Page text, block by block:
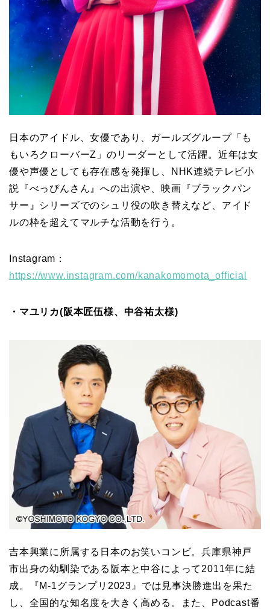
日本のアイドル、女優であり、ガールズグループ「も
もいろクローバーZ」のリーダーとして活躍。近年は女
優や声優としても存在感を発揮し、NHK連続テレビ小
説『べっぴんさん』への出演や、映画『ブラックパン
サー』シリーズでのシュリ役の吹き替えなど、アイド
ルの枠を超えてマルチな活動を行う。
Instagram：
https://www.instagram.com/kanakomomota_official
・マユリカ(阪本匠伍様、中谷祐太様)
吉本興業に所属する日本のお笑いコンビ。兵庫県神戸
市出身の幼馴染である阪本と中谷によって2011年に結
成。『M-1グランプリ2023』では見事決勝進出を果た
し、全国的な知名度を大きく高める。また、Podcast番